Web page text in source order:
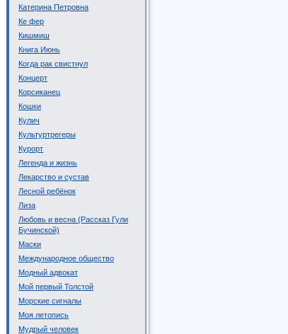
Катерина Петровна
Ке фер
Кишмиш
Книга Июнь
Когда рак свистнул
Концерт
Корсиканец
Кошки
Кулич
Культуртрегеры
Курорт
Легенда и жизнь
Лекарство и сустав
Лесной ребёнок
Лиза
Любовь и весна (Рассказ Гули
Бучинской)
Маски
Международное общество
Модный адвокат
Мой первый Толстой
Морские сигналы
Моя летопись
Мудрый человек